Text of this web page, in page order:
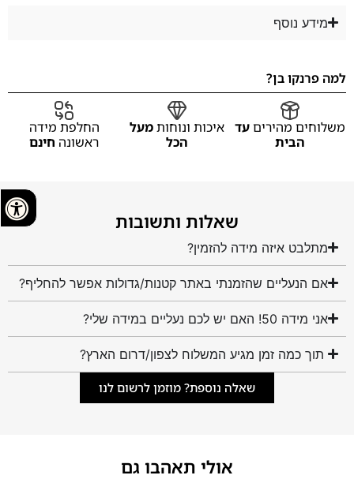
מידע נוסף
למה פרנקו בן?
משלוחים מהיריםעד
הבית
איכות ונוחותמעל
הכל
החלפת מידה
ראשונה חינם
שאלות ותשובות
מתלבט איזה מידה להזמין?
אם הנעליים שהזמנתי באתר קטנות/גדולות אפשר להחליף?
אני מידה 50! האם יש לכם נעליים במידה שלי?
תוך כמה זמן מגיע המשלוח לצפון/דרום הארץ?
שאלה נוספת? מוזמן לרשום לנו
אולי תאהבו גם